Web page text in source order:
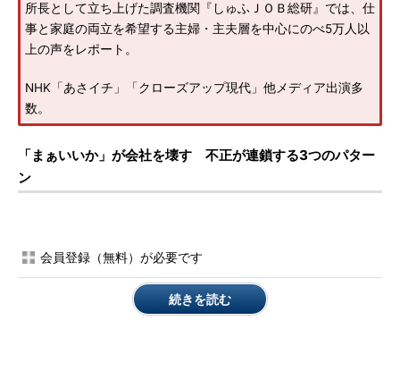
所長として立ち上げた調査機関『しゅふＪＯＢ総研』では、仕
事と家庭の両立を希望する主婦・主夫層を中心にのべ5万人以
上の声をレポート。
NHK「あさイチ」「クローズアップ現代」他メディア出演多
数。
「まぁいいか」が会社を壊す 不正が連鎖する3つのパター
ン
会員登録（無料）が必要です
続きを読む